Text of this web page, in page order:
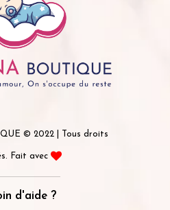
© 2022 | Tous droits
Fait avec
d'aide ?